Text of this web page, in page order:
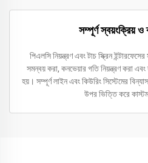
সম্পূর্ণ স্বয়ংক্রিয়
পিএলসি নিয়ন্ত্রণ এবং টাচ স্ক্রিন
সমন্বয় করা, কনভেয়ার গতি নিয়ন্ত্রণ করা
হয়। সম্পূর্ণ লাইন এবং কিউরিং সিস্টেমের
উপর ভিত্তি করে